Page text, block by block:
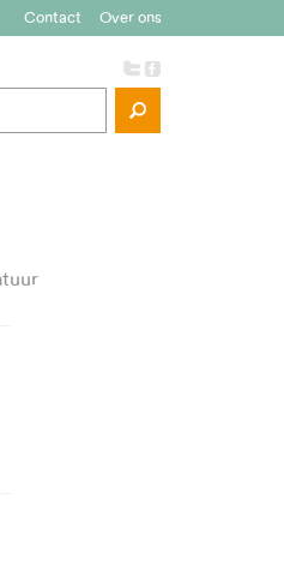
Over ons
Contact